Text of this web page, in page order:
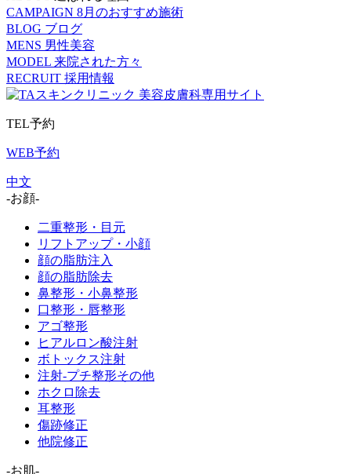
CAMPAIGN 8月のおすすめ施術
BLOG ブログ
MENS 男性美容
MODEL 来院された方々
RECRUIT 採用情報
TEL予約
WEB予約
中文
-お顔-
二重整形・目元
リフトアップ・小顔
顔の脂肪注入
顔の脂肪除去
鼻整形・小鼻整形
口整形・唇整形
アゴ整形
ヒアルロン酸注射
ボトックス注射
注射-プチ整形その他
ホクロ除去
耳整形
傷跡修正
他院修正
-お肌-